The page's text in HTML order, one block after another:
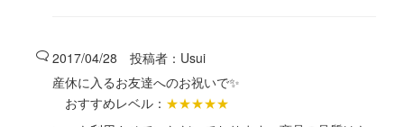
2017/04/28 投稿者： Usui
産休に入るお友達へのお祝いで✨
おすすめレベル： ★★★★★